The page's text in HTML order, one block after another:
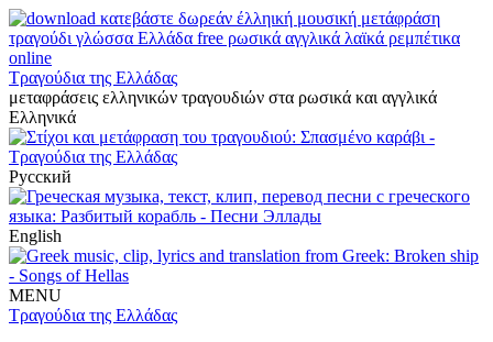
Τραγούδια της Ελλάδας
μεταφράσεις ελληνικών τραγουδιών στα ρωσικά και αγγλικά
Ελληνικά
Русский
English
MENU
Τραγούδια της Ελλάδας